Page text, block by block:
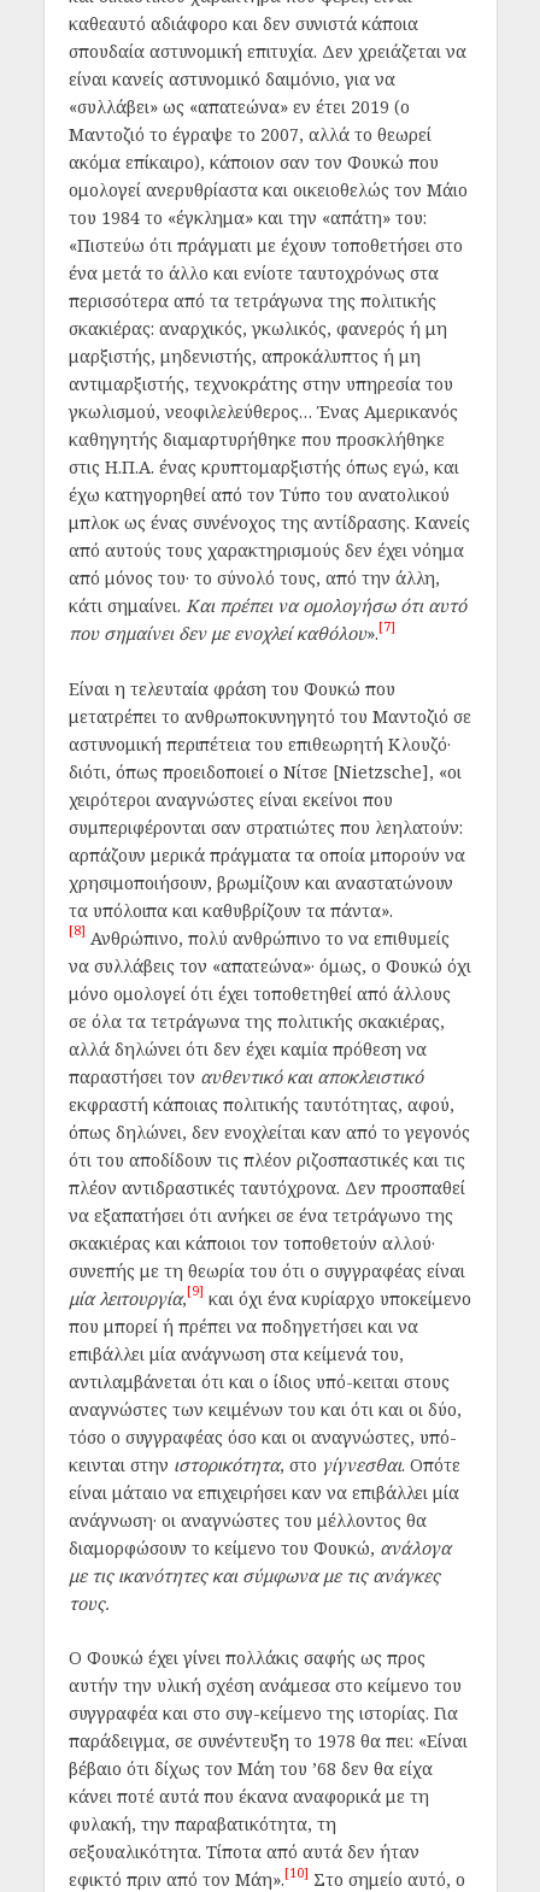
καθεαυτό αδιάφορο και δεν συνιστά κάποια
σπουδαία αστυνομική επιτυχία. Δεν χρειάζεται να
είναι κανείς αστυνομικό δαιμόνιο, για να
«συλλάβει» ως «απατεώνα» εν έτει 2019 (ο
Μαντοζιό το έγραψε το 2007, αλλά το θεωρεί
ακόμα επίκαιρο), κάποιον σαν τον Φουκώ που
ομολογεί ανερυθρίαστα και οικειοθελώς τον Μάιο
του 1984 το «έγκλημα» και την «απάτη» του:
«Πιστεύω ότι πράγματι με έχουν τοποθετήσει στο
ένα μετά το άλλο και ενίοτε ταυτοχρόνως στα
περισσότερα από τα τετράγωνα της πολιτικής
σκακιέρας: αναρχικός, γκωλικός, φανερός ή μη
μαρξιστής, μηδενιστής, απροκάλυπτος ή μη
αντιμαρξιστής, τεχνοκράτης στην υπηρεσία του
γκωλισμού, νεοφιλελεύθερος… Ένας Αμερικανός
καθηγητής διαμαρτυρήθηκε που προσκλήθηκε
στις Η.Π.Α. ένας κρυπτομαρξιστής όπως εγώ, και
έχω κατηγορηθεί από τον Τύπο του ανατολικού
μπλοκ ως ένας συνένοχος της αντίδρασης. Κανείς
από αυτούς τους χαρακτηρισμούς δεν έχει νόημα
από μόνος του· το σύνολό τους, από την άλλη,
κάτι σημαίνει. Και πρέπει να ομολογήσω ότι αυτό
που σημαίνει δεν με ενοχλεί καθόλου».[7]
Είναι η τελευταία φράση του Φουκώ που
μετατρέπει το ανθρωποκυνηγητό του Μαντοζιό σε
αστυνομική περιπέτεια του επιθεωρητή Κλουζό·
διότι, όπως προειδοποιεί ο Νίτσε [Nietzsche], «οι
χειρότεροι αναγνώστες είναι εκείνοι που
συμπεριφέρονται σαν στρατιώτες που λεηλατούν:
αρπάζουν μερικά πράγματα τα οποία μπορούν να
χρησιμοποιήσουν, βρωμίζουν και αναστατώνουν
τα υπόλοιπα και καθυβρίζουν τα πάντα».
[8] Ανθρώπινο, πολύ ανθρώπινο το να επιθυμείς
να συλλάβεις τον «απατεώνα»· όμως, ο Φουκώ όχι
μόνο ομολογεί ότι έχει τοποθετηθεί από άλλους
σε όλα τα τετράγωνα της πολιτικής σκακιέρας,
αλλά δηλώνει ότι δεν έχει καμία πρόθεση να
παραστήσει τον αυθεντικό και αποκλειστικό
εκφραστή κάποιας πολιτικής ταυτότητας, αφού,
όπως δηλώνει, δεν ενοχλείται καν από το γεγονός
ότι του αποδίδουν τις πλέον ριζοσπαστικές και τις
πλέον αντιδραστικές ταυτόχρονα. Δεν προσπαθεί
να εξαπατήσει ότι ανήκει σε ένα τετράγωνο της
σκακιέρας και κάποιοι τον τοποθετούν αλλού·
συνεπής με τη θεωρία του ότι ο συγγραφέας είναι
μία λειτουργία,[9] και όχι ένα κυρίαρχο υποκείμενο
που μπορεί ή πρέπει να ποδηγετήσει και να
επιβάλλει μία ανάγνωση στα κείμενά του,
αντιλαμβάνεται ότι και ο ίδιος υπό-κειται στους
αναγνώστες των κειμένων του και ότι και οι δύο,
τόσο ο συγγραφέας όσο και οι αναγνώστες, υπό-
κεινται στην ιστορικότητα, στο γίγνεσθαι. Οπότε
είναι μάταιο να επιχειρήσει καν να επιβάλλει μία
ανάγνωση· οι αναγνώστες του μέλλοντος θα
διαμορφώσουν το κείμενο του Φουκώ, ανάλογα
με τις ικανότητες και σύμφωνα με τις ανάγκες
τους.
Ο Φουκώ έχει γίνει πολλάκις σαφής ως προς
αυτήν την υλική σχέση ανάμεσα στο κείμενο του
συγγραφέα και στο συγ-κείμενο της ιστορίας. Για
παράδειγμα, σε συνέντευξη το 1978 θα πει: «Είναι
βέβαιο ότι δίχως τον Μάη του ’68 δεν θα είχα
κάνει ποτέ αυτά που έκανα αναφορικά με τη
φυλακή, την παραβατικότητα, τη
σεξουαλικότητα. Τίποτα από αυτά δεν ήταν
εφικτό πριν από τον Μάη».[10] Στο σημείο αυτό, ο